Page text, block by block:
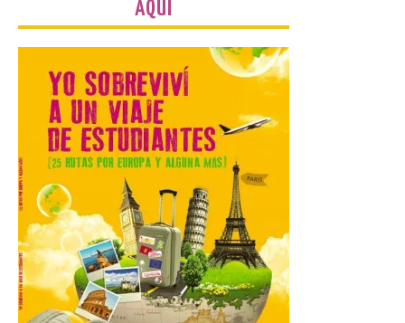
Se celebrará el próximo
domingo 16 de agosto, a
partir de las 23:00 horas,
en la Plaza Mayor de la
ciudad. El Salón de Plenos
del Ayuntamiento de La Bañeza ha
acogido esta mañana la presentación
oficial del Festival One […]
“Mirar un eclipse sin
protección adecuada
puede causar daños
irreversibles en la retina”
AQUÍ